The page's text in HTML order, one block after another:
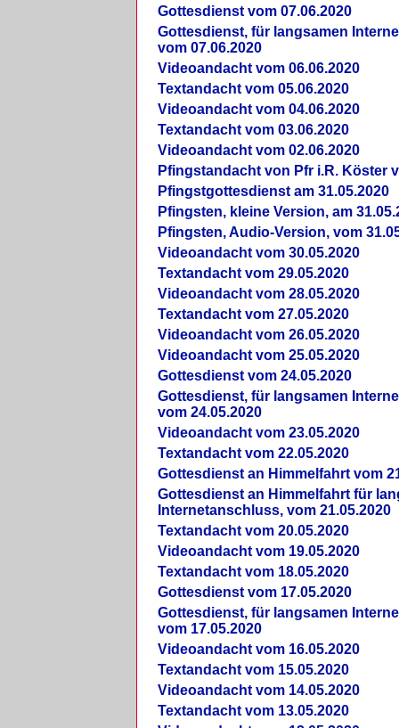
Gottesdienst vom 07.06.2020
Gottesdienst, für langsamen
vom 07.06.2020
Videoandacht vom 06.06.2020
Textandacht vom 05.06.2020
Videoandacht vom 04.06.2020
Textandacht vom 03.06.2020
Videoandacht vom 02.06.2020
Pfingstandacht von Pfr i.R. Köster
Pfingstgottesdienst am 31.05.2020
Pfingsten, kleine Version, am
Pfingsten, Audio-Version, vom
Videoandacht vom 30.05.2020
Textandacht vom 29.05.2020
Videoandacht vom 28.05.2020
Textandacht vom 27.05.2020
Videoandacht vom 26.05.2020
Videoandacht vom 25.05.2020
Gottesdienst vom 24.05.2020
Gottesdienst, für langsamen
vom 24.05.2020
Videoandacht vom 23.05.2020
Textandacht vom 22.05.2020
Gottesdienst an Himmelfahrt vom
Gottesdienst an Himmelfahrt für
Internetanschluss, vom 21.05.2020
Textandacht vom 20.05.2020
Videoandacht vom 19.05.2020
Textandacht vom 18.05.2020
Gottesdienst vom 17.05.2020
Gottesdienst, für langsamen
vom 17.05.2020
Videoandacht vom 16.05.2020
Textandacht vom 15.05.2020
Videoandacht vom 14.05.2020
Textandacht vom 13.05.2020